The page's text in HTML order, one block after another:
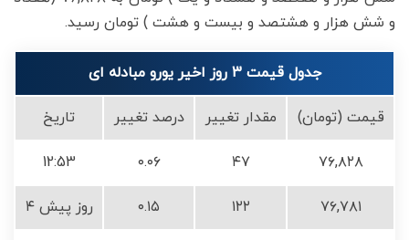
و شش هزار و هشتصد و بیست و هشت ) تومان رسید.
جدول قیمت 3 روز اخیر یورو مبادله ای
قیمت (تومان) مقدار تغییر درصد تغییر تاریخ
۷۶,۸۲۸ ۴۷ ۰.۰۶ 12:53
۷۶,۷۸۱ ۱۲۲ ۰.۱۵ ۴ روز پیش